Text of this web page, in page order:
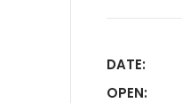
DATE:
OPEN: